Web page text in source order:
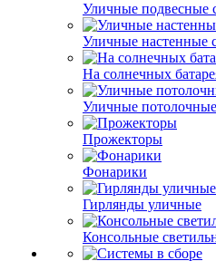
Уличные подвесные
Уличные настенные
На солнечных
Уличные
Прожекторы
Фонарики
Гирлянды уличные
Консольные